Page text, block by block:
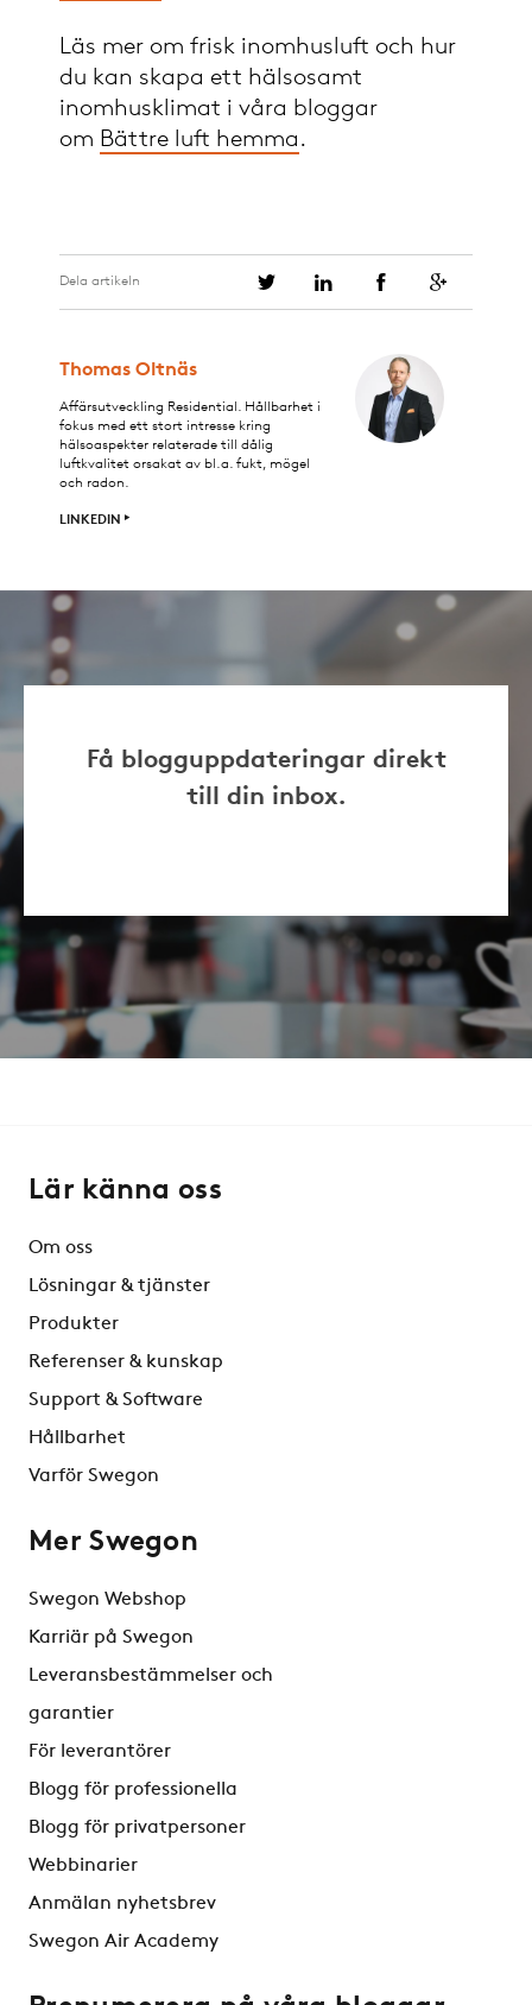
Läs mer om frisk inomhusluft och hur
du kan skapa ett hälsosamt
inomhusklimat i våra bloggar
om Bättre luft hemma .
Dela artikeln
Thomas Oltnäs
Affärsutveckling Residential. Hållbarhet i
fokus med ett stort intresse kring
hälsoaspekter relaterade till dålig
luftkvalitet orsakat av bl.a. fukt, mögel
och radon.
LINKEDIN
Få blogguppdateringar direkt
till din inbox.
Lär känna oss
Om oss
Lösningar & tjänster
Produkter
Referenser & kunskap
Support & Software
Hållbarhet
Varför Swegon
Mer Swegon
Swegon Webshop
Karriär på Swegon
Leveransbestämmelser och
garantier
För leverantörer
Blogg för professionella
Blogg för privatpersoner
Webbinarier
Anmälan nyhetsbrev
Swegon Air Academy